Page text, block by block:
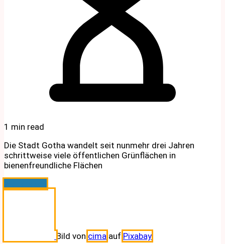
1 min read
Die Stadt Gotha wandelt seit nunmehr drei Jahren
schrittweise viele öffentlichen Grünflächen in
bienenfreundliche Flächen
Bild von cima auf Pixabay